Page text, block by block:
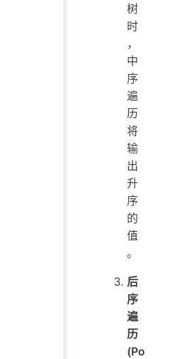
树
时
，
中
序
遍
历
将
输
出
升
序
的
值
。
后
序
遍
历
(Po